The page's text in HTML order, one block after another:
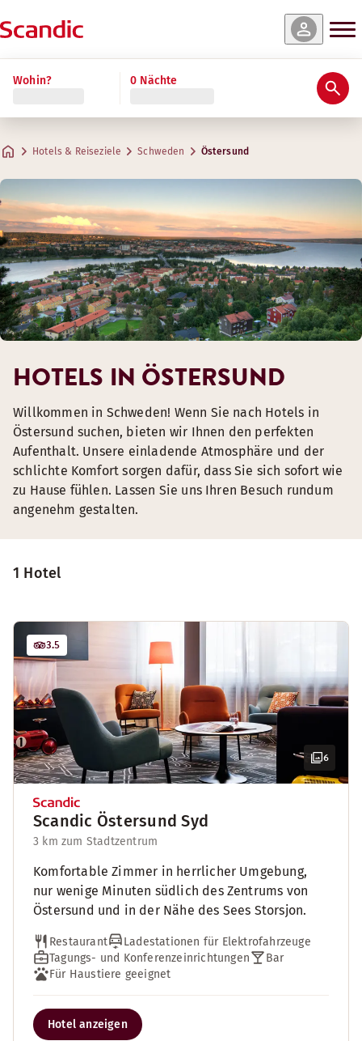
Wohin? 0 Nächte
Hotels & Reiseziele Schweden Östersund
1 Hotel
6
3.5
Scandic Östersund Syd
3 km zum Stadtzentrum
Komfortable Zimmer in herrlicher Umgebung,
nur wenige Minuten südlich des Zentrums von
Östersund und in der Nähe des Sees Storsjon.
Restaurant
Ladestationen für Elektrofahrzeuge
Tagungs- und Konferenzeinrichtungen
Bar
Für Haustiere geeignet
Hotel anzeigen
HOTELS IN ÖSTERSUND
Willkommen in Schweden! Wenn Sie nach Hotels in
Östersund suchen, bieten wir Ihnen den perfekten
Aufenthalt. Unsere einladende Atmosphäre und der
schlichte Komfort sorgen dafür, dass Sie sich sofort wie
zu Hause fühlen. Lassen Sie uns Ihren Besuch rundum
angenehm gestalten.